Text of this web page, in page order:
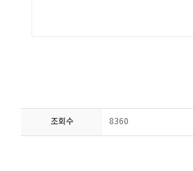
조회수 8360